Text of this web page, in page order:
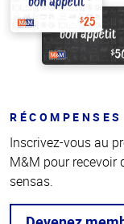
RÉCOMPENSES
Inscrivez-vous au
M&M pour recevoir
sensas.